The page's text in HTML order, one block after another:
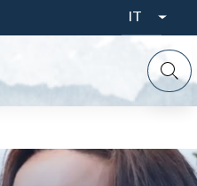
Select
your
IT